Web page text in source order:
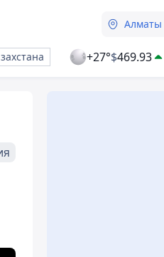
Алматы
+27°$469.93